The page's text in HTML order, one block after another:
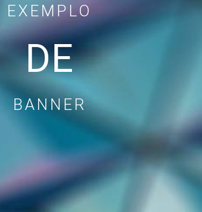
EXEMPLO
DE
BANNER